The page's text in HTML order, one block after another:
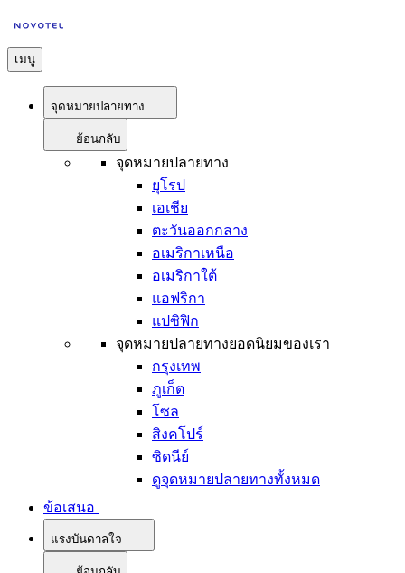
เมนู
จุดหมายปลายทาง
ย้อนกลับ
จุดหมายปลายทาง
ยุโรป
เอเชีย
ตะวันออกกลาง
อเมริกาเหนือ
อเมริกาใต้
แอฟริกา
แปซิฟิก
จุดหมายปลายทางยอดนิยมของเรา
กรุงเทพ
ภูเก็ต
โซล
สิงคโปร์
ซิดนีย์
ดูจุดหมายปลายทางทั้งหมด
ข้อเสนอ
แรงบันดาลใจ